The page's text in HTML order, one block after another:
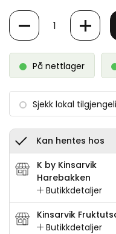
Antall
På nettlager
Sjekk lokal
Kan hentes hos
K by Kinsarvik
Harebakken
Butikkdetaljer
Kinsarvik
Butikkdetaljer